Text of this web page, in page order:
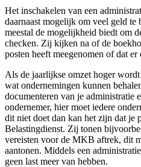
Het inschakelen van een
daarnaast mogelijk om veel geld te
meestal de mogelijkheid biedt om
checken. Zij kijken na of de
posten heeft meegenomen of dat
Als de jaarlijkse omzet hoger
wat ondernemingen kunnen
documenteren van je administratie
ondernemer, hier moet iedere
dit niet doet dan kan het zijn dat je
Belastingdienst. Zij tonen
vereisten voor de MKB aftrek, dit
aantonen. Middels een
geen last meer van hebben.